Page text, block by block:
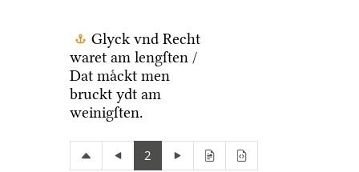
Glyck vnd Recht
waret am lengſten /
Dat maͤckt men
bruckt ydt am
weinigſten.
2